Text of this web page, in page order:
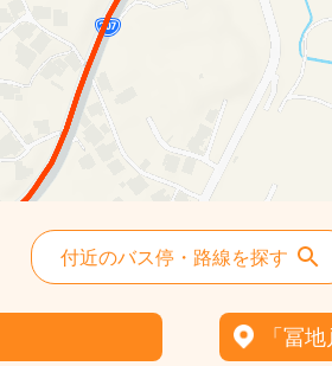
付近のバス停・路線を探す
「冨